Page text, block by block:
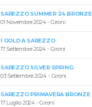
SAREZZO SUMMER 24 BRONZE
01 Novembre 2024 - Gironi
I GOLD A SAREZZO
17 Settembre 2024 - Gironi
SAREZZO SILVER SPRING
03 Settembre 2024 - Gironi
SAREZZO PRIMAVERA BRONZE
17 Luglio 2024 - Gironi